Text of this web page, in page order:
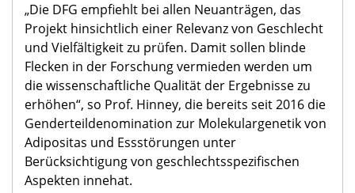
„Die DFG empfiehlt bei allen Neuanträgen, das
Projekt hinsichtlich einer Relevanz von Geschlecht
und Vielfältigkeit zu prüfen. Damit sollen blinde
Flecken in der Forschung vermieden werden um
die wissenschaftliche Qualität der Ergebnisse zu
erhöhen“, so Prof. Hinney, die bereits seit 2016 die
Genderteildenomination zur Molekulargenetik von
Adipositas und Essstörungen unter
Berücksichtigung von geschlechtsspezifischen
Aspekten innehat.